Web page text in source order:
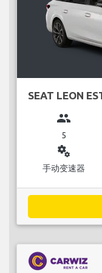
SEAT LEON
group
5
miscellaneous_services
手动变速器